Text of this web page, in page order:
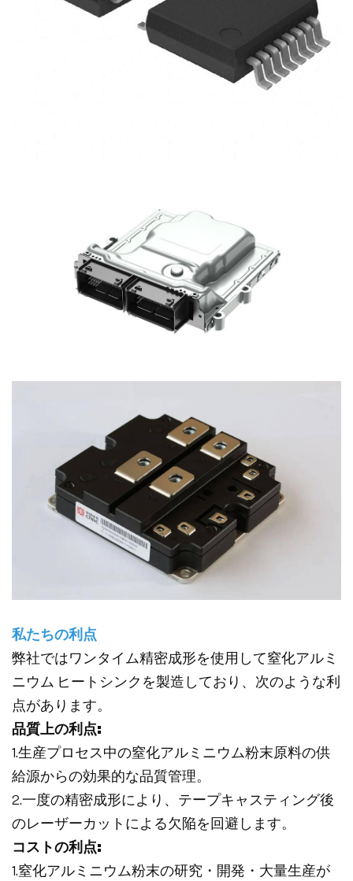
私たちの利点
弊社ではワンタイム精密成形を使用して窒化アルミ
ニウム ヒートシンクを製造しており、次のような利
点があります。
品質上の利点:
1.生産プロセス中の窒化アルミニウム粉末原料の供
給源からの効果的な品質管理。
2.一度の精密成形により、テープキャスティング後
のレーザーカットによる欠陥を回避します。
コストの利点:
1.窒化アルミニウム粉末の研究・開発・大量生産が